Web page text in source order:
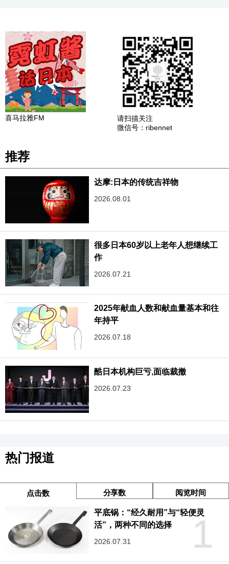
喜马拉雅FM
请扫描关注
微信号：ribennet
推荐
达摩:日本的传统吉祥物
2026.08.01
很多日本60岁以上老年人想继续工
作
2026.07.21
2025年献血人数和献血量基本和往
年持平
2026.07.18
酷日本机构巨亏,面临裁撤
2026.07.23
热门报道
点击数 分享数 阅览时间
1
平底锅：“经久耐用”与“轻便灵
活”，两种不同的选择
2026.07.31